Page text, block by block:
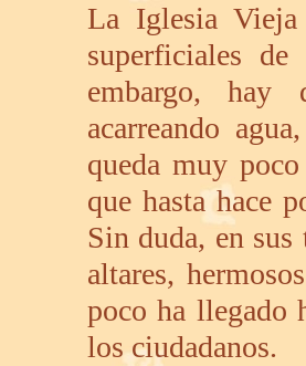
La Iglesia
superficiales
embargo, hay
acarreando
queda muy
que hasta hace
Sin duda, en
altares,
poco ha llegado
los ciudadanos.